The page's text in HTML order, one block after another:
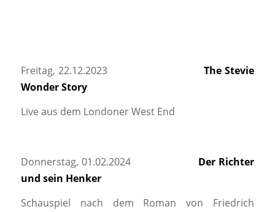
Freitag, 22.12.2023 The Stevie
Wonder Story
Live aus dem Londoner West End
Donnerstag, 01.02.2024 Der Richter
und sein Henker
Schauspiel nach dem Roman von Friedrich